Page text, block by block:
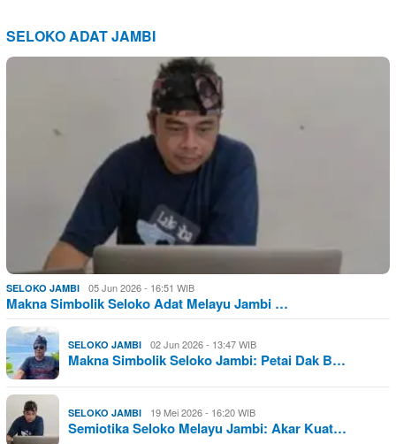
SELOKO ADAT JAMBI
SELOKO JAMBI 05 Jun 2026 - 16:51 WIB
Makna Simbolik Seloko Adat Melayu Jambi …
SELOKO JAMBI 02 Jun 2026 - 13:47 WIB
Makna Simbolik Seloko Jambi: Petai Dak B…
SELOKO JAMBI 19 Mei 2026 - 16:20 WIB
Semiotika Seloko Melayu Jambi: Akar Kuat…